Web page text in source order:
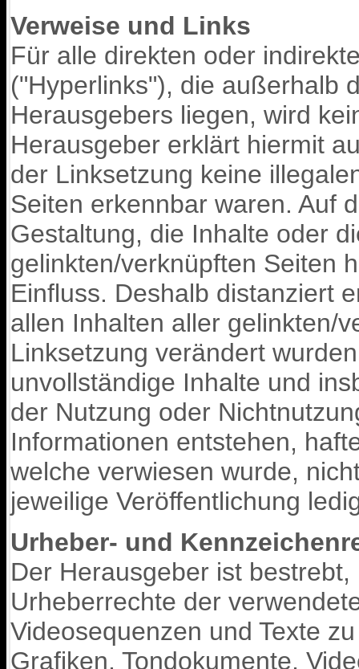
Verweise und Links
Für alle direkten oder
("Hyperlinks"), die außerhalb
Herausgebers liegen, wird
Herausgeber erklärt hiermit
der Linksetzung keine
Seiten erkennbar waren. Auf
Gestaltung, die Inhalte oder
gelinkten/verknüpften Seiten
Einfluss. Deshalb distanziert
allen Inhalten aller gelinkten/
Linksetzung verändert
unvollständige Inhalte und
der Nutzung oder
Informationen entstehen,
welche verwiesen wurde,
jeweilige Veröffentlichung
Urheber- und
Der Herausgeber ist
Urheberrechte der
Videosequenzen und Texte
Grafiken, Tondokumente,